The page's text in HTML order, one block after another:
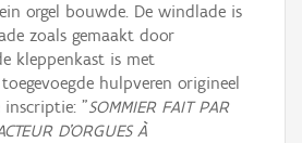
orgel bouwde. De windlade is
zoals gemaakt door
kleppenkast is met
hulpveren origineel
inscriptie: "SOMMIER FAIT PAR
D'ORGUES À